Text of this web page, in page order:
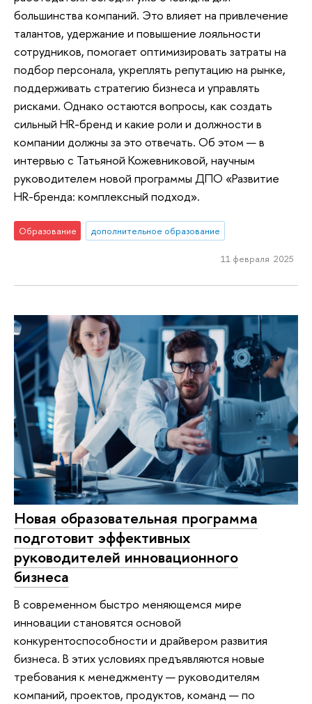
большинства компаний. Это влияет на привлечение
талантов, удержание и повышение лояльности
сотрудников, помогает оптимизировать затраты на
подбор персонала, укреплять репутацию на рынке,
поддерживать стратегию бизнеса и управлять
рисками. Однако остаются вопросы, как создать
сильный HR-бренд и какие роли и должности в
компании должны за это отвечать. Об этом — в
интервью с Татьяной Кожевниковой, научным
руководителем новой программы ДПО «Развитие
HR-бренда: комплексный подход».
Образование дополнительное образование
11 февраля 2025
Новая образовательная программа
подготовит эффективных
руководителей инновационного
бизнеса
В современном быстро меняющемся мире
инновации становятся основой
конкурентоспособности и драйвером развития
бизнеса. В этих условиях предъявляются новые
требования к менеджменту — руководителям
компаний, проектов, продуктов, команд — по